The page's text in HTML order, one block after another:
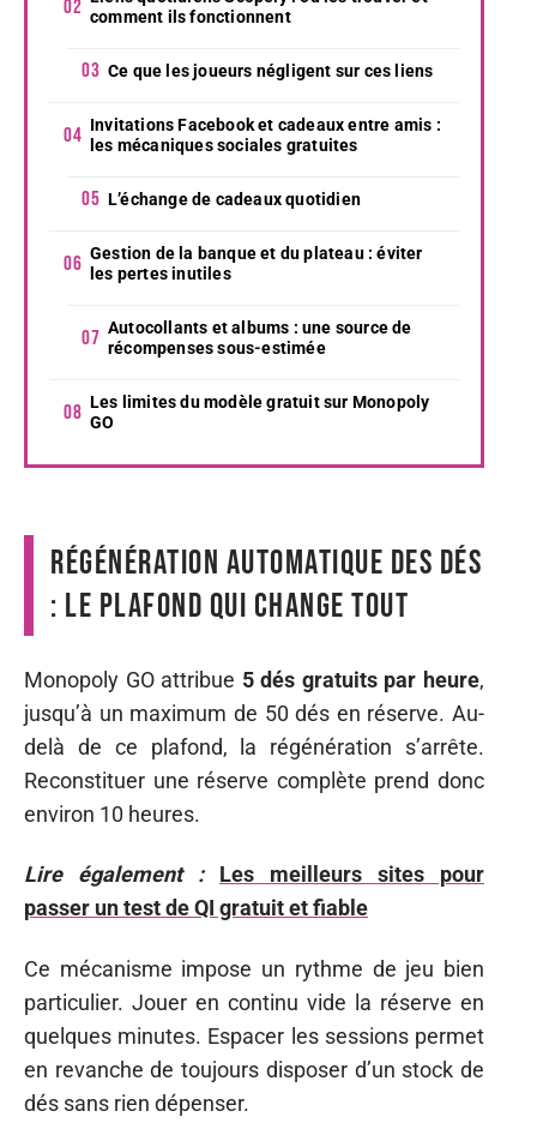
comment ils fonctionnent
Ce que les joueurs négligent sur ces liens
Invitations Facebook et cadeaux entre amis :
les mécaniques sociales gratuites
L’échange de cadeaux quotidien
Gestion de la banque et du plateau : éviter
les pertes inutiles
Autocollants et albums : une source de
récompenses sous-estimée
Les limites du modèle gratuit sur Monopoly
GO
Régénération automatique des dés
: le plafond qui change tout
Monopoly GO attribue 5 dés gratuits par heure,
jusqu’à un maximum de 50 dés en réserve. Au-
delà de ce plafond, la régénération s’arrête.
Reconstituer une réserve complète prend donc
environ 10 heures.
Lire également :
Les meilleurs sites pour
passer un test de QI gratuit et fiable
Ce mécanisme impose un rythme de jeu bien
particulier. Jouer en continu vide la réserve en
quelques minutes. Espacer les sessions permet
en revanche de toujours disposer d’un stock de
dés sans rien dépenser.